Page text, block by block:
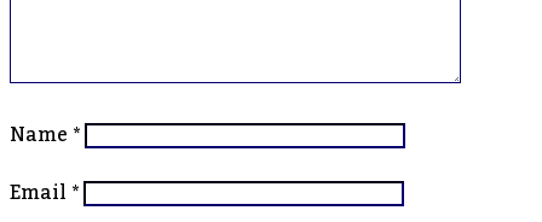
Name*
Email*